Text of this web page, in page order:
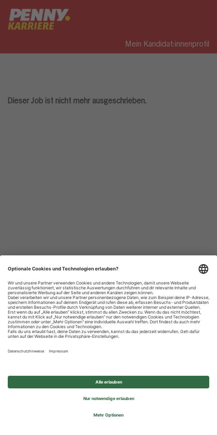
Mein Kandidat:innenprofil
Dieser Job ist nicht mehr ausgeschrieben.
Datenschutzhinweise
Impressum
Privatsphäre-Einstellungen
© 2026 REWE Group - All rights reserved